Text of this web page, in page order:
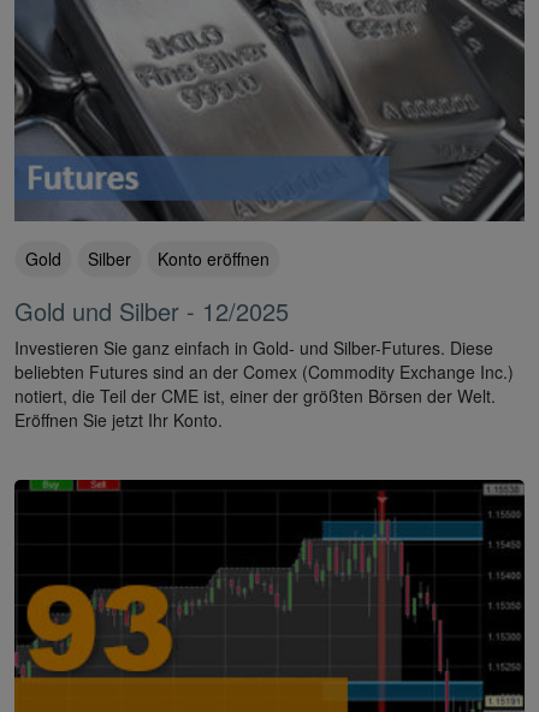
Gold Silber Konto eröffnen
Gold und Silber - 12/2025
Investieren Sie ganz einfach in Gold- und Silber-Futures. Diese
beliebten Futures sind an der Comex (Commodity Exchange Inc.)
notiert, die Teil der CME ist, einer der größten Börsen der Welt.
Eröffnen Sie jetzt Ihr Konto.